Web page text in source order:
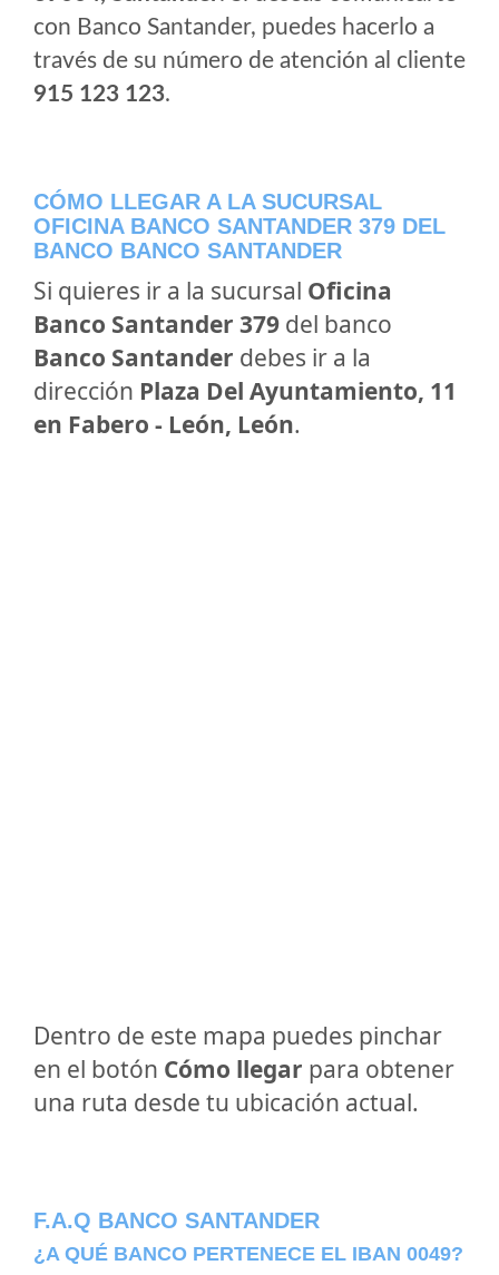
con Banco Santander, puedes hacerlo a
través de su número de atención al cliente
915 123 123.
CÓMO LLEGAR A LA SUCURSAL
OFICINA BANCO SANTANDER 379 DEL
BANCO BANCO SANTANDER
Si quieres ir a la sucursal Oficina
Banco Santander 379 del banco
Banco Santander debes ir a la
dirección Plaza Del Ayuntamiento, 11
en Fabero - León, León.
Dentro de este mapa puedes pinchar
en el botón Cómo llegar para obtener
una ruta desde tu ubicación actual.
F.A.Q BANCO SANTANDER
¿A QUÉ BANCO PERTENECE EL IBAN 0049?